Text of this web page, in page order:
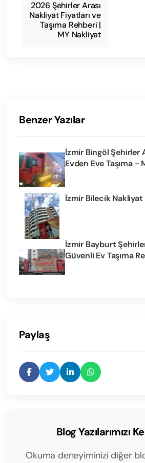
2026 Şehirler Arası
Nakliyat Fiyatları ve
Taşıma Rehberi |
MY Nakliyat
Benzer Yazılar
İzmir Bingöl Şehirler
Evden Eve Taşıma -
İzmir Bilecik
İzmir Bayburt
Güvenli Ev Taşıma
Paylaş
Blog Yazılarımızı
Okuma deneyiminizi diğer